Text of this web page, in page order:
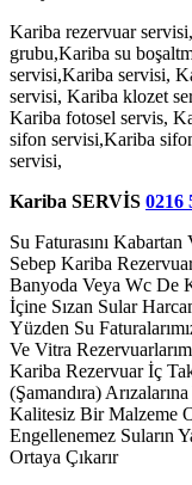
Kariba rezervuar
grubu,Kariba su
servisi,Kariba servisi,
servisi, Kariba klozet
Kariba fotosel servis,
sifon servisi,Kariba
servisi,
Kariba SERVİS 0216
Su Faturasını
Sebep Kariba Rezervuar
Banyoda Veya Wc De
İçine Sızan Sular
Yüzden Su
Ve Vitra
Kariba Rezervuar İç
(Şamandıra)
Kalitesiz Bir Malzeme
Engellenemez Suların
Ortaya Çıkarır